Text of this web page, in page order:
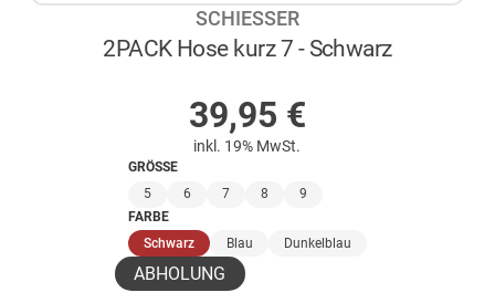
SCHIESSER
2PACK Hose kurz 7 - Schwarz
39,95 €
inkl. 19% MwSt.
GRÖSSE
5
6 7 8
9
FARBE
Schwarz(ausgewählt)
Blau Dunkelblau
ABHOLUNG